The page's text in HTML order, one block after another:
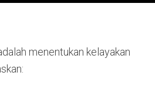
menentukan kelayakan